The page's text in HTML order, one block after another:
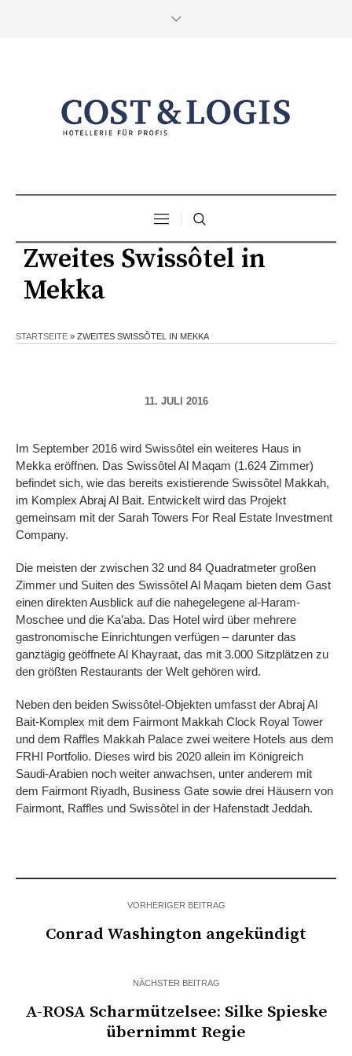
Zweites Swissôtel in
Mekka
STARTSEITE » ZWEITES SWISSÔTEL IN MEKKA
11. JULI 2016
Im September 2016 wird Swissôtel ein weiteres Haus in
Mekka eröffnen. Das Swissôtel Al Maqam (1.624 Zimmer)
befindet sich, wie das bereits existierende Swissôtel Makkah,
im Komplex Abraj Al Bait. Entwickelt wird das Projekt
gemeinsam mit der Sarah Towers For Real Estate Investment
Company.
Die meisten der zwischen 32 und 84 Quadratmeter großen
Zimmer und Suiten des Swissôtel Al Maqam bieten dem Gast
einen direkten Ausblick auf die nahegelegene al-Haram-
Moschee und die Ka’aba. Das Hotel wird über mehrere
gastronomische Einrichtungen verfügen – darunter das
ganztägig geöffnete Al Khayraat, das mit 3.000 Sitzplätzen zu
den größten Restaurants der Welt gehören wird.
Neben den beiden Swissôtel-Objekten umfasst der Abraj Al
Bait-Komplex mit dem Fairmont Makkah Clock Royal Tower
und dem Raffles Makkah Palace zwei weitere Hotels aus dem
FRHI Portfolio. Dieses wird bis 2020 allein im Königreich
Saudi-Arabien noch weiter anwachsen, unter anderem mit
dem Fairmont Riyadh, Business Gate sowie drei Häusern von
Fairmont, Raffles und Swissôtel in der Hafenstadt Jeddah.
VORHERIGER BEITRAG
Conrad Washington angekündigt
NÄCHSTER BEITRAG
A-ROSA Scharmützelsee: Silke Spieske
übernimmt Regie